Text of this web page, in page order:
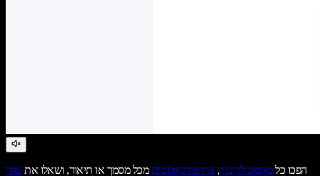
הפכו כלטקסט לדיבור,צרו פודקאסטים מכל מסמך או תיאור, ושאלו את עוזר